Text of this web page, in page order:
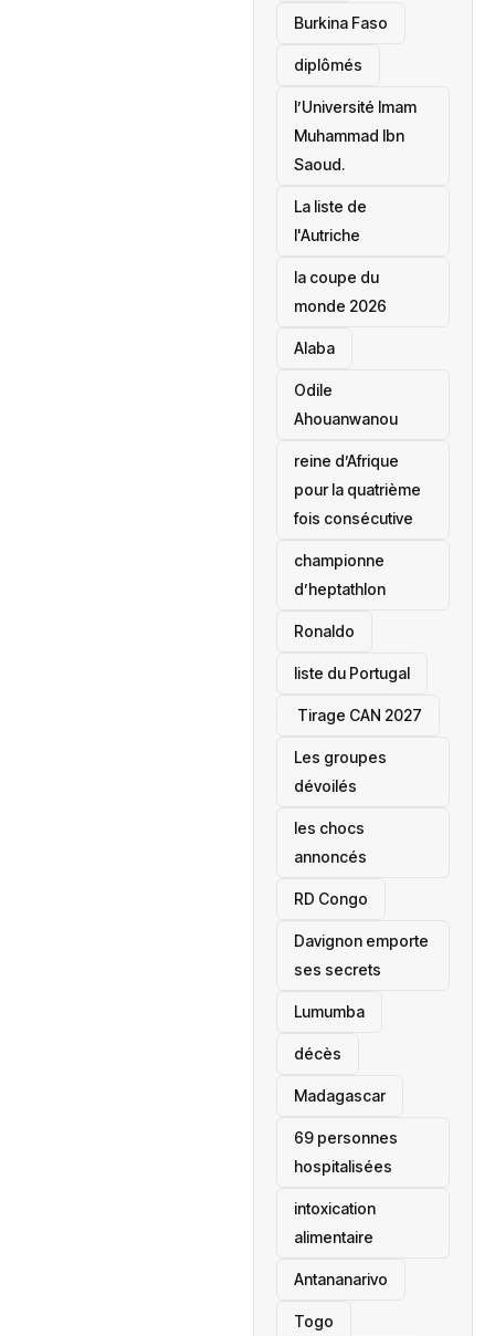
Burkina Faso
diplômés
l’Université Imam
Muhammad Ibn
Saoud.
‎La liste de
l'Autriche
la coupe du
monde 2026
Alaba
Odile
Ahouanwanou
reine d’Afrique
pour la quatrième
fois consécutive
championne
d’heptathlon
Ronaldo
liste du Portugal
‎ Tirage CAN 2027
Les groupes
dévoilés
les chocs
annoncés
‎RD Congo
Davignon emporte
ses secrets
Lumumba
décès
‎Madagascar
69 personnes
hospitalisées
intoxication
alimentaire
Antananarivo
‎Togo